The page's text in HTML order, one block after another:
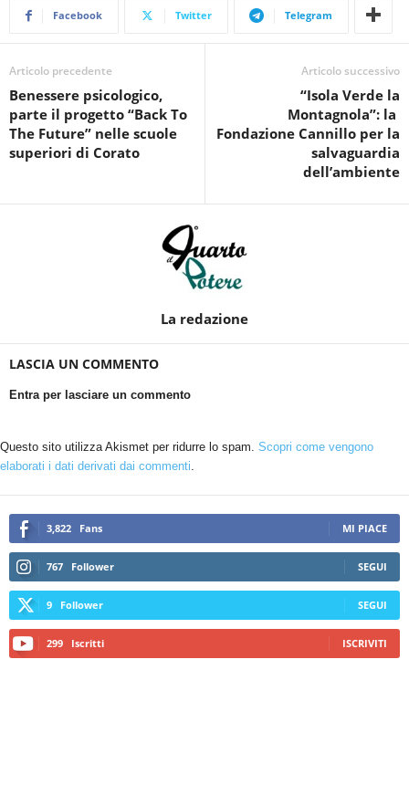
Facebook Twitter Telegram
Articolo precedente
Benessere psicologico,
parte il progetto “Back To
The Future” nelle scuole
superiori di Corato
Articolo successivo
“Isola Verde la
Montagnola”: la
Fondazione Cannillo per la
salvaguardia
dell’ambiente
La redazione
LASCIA UN COMMENTO
Entra per lasciare un commento
Questo sito utilizza Akismet per ridurre lo spam. Scopri come vengono
elaborati i dati derivati dai commenti.
3,822 Fans MI PIACE
767 Follower SEGUI
9 Follower SEGUI
299 Iscritti ISCRIVITI